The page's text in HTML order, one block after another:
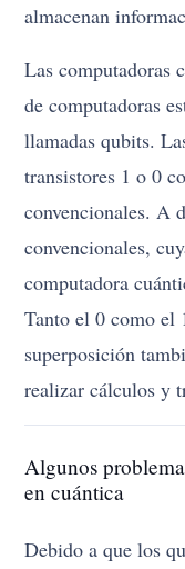
almacenan
Las computadoras
de computadoras
llamadas qubits.
transistores 1 o 0
convencionales. A
convencionales,
computadora
Tanto el 0 como el
superposición
realizar cálculos y
Algunos
en cuántica
Debido a que los